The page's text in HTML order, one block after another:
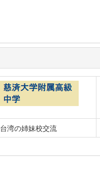
台湾の姉妹校交流